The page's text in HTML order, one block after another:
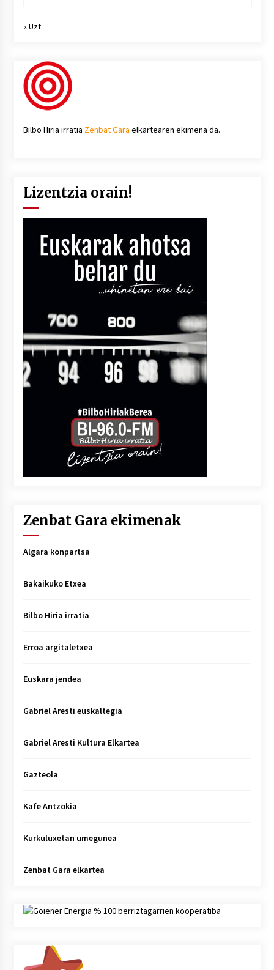
« Uzt
Bilbo Hiria irratia Zenbat Gara elkartearen ekimena da.
Lizentzia orain!
Zenbat Gara ekimenak
Algara konpartsa
Bakaikuko Etxea
Bilbo Hiria irratia
Erroa argitaletxea
Euskara jendea
Gabriel Aresti euskaltegia
Gabriel Aresti Kultura Elkartea
Gazteola
Kafe Antzokia
Kurkuluxetan umegunea
Zenbat Gara elkartea